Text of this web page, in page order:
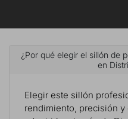
¿Por qué elegir el sillón de
en
Elegir este sillón
rendimiento, precisión